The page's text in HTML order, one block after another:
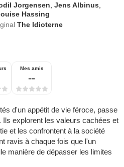
Jorgensen ,Jens Albinus
Hassing
The Idioterne
Mes amis
--
d'un appétit de vie féroce, passe
explorent les valeurs cachées et
et les confrontent à la société
ravis à chaque fois que l'un
manière de dépasser les limites